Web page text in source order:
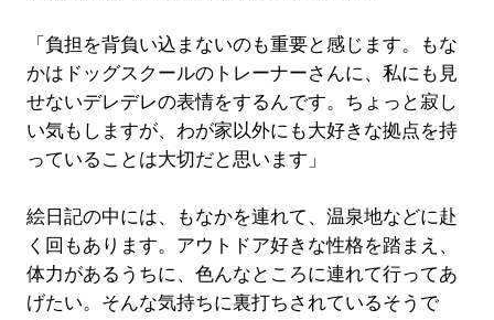
「負担を背負い込まないのも重要と感じます。もな
かはドッグスクールのトレーナーさんに、私にも見
せないデレデレの表情をするんです。ちょっと寂し
い気もしますが、わが家以外にも大好きな拠点を持
っていることは大切だと思います」
絵日記の中には、もなかを連れて、温泉地などに赴
く回もあります。アウトドア好きな性格を踏まえ、
体力があるうちに、色んなところに連れて行ってあ
げたい。そんな気持ちに裏打ちされているそうで